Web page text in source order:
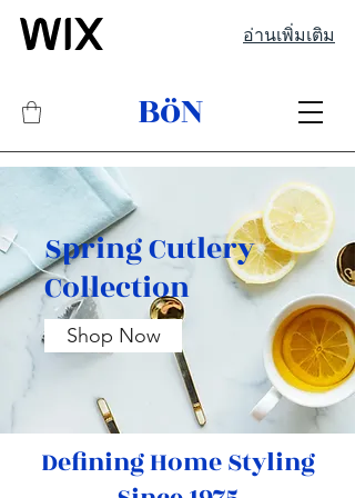
อ่านเพิ่มเติม